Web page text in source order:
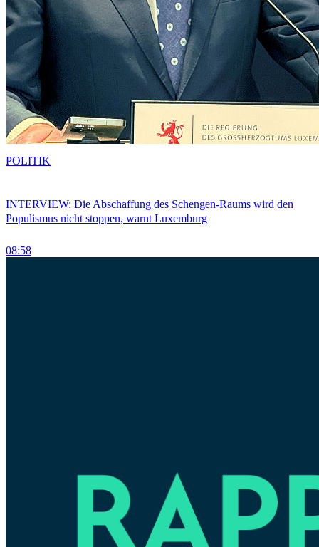
INTERVIEW: Die Abschaffung des Schengen-Raums wird den
Populismus nicht stoppen, warnt Luxemburg
08:58
POLITIK